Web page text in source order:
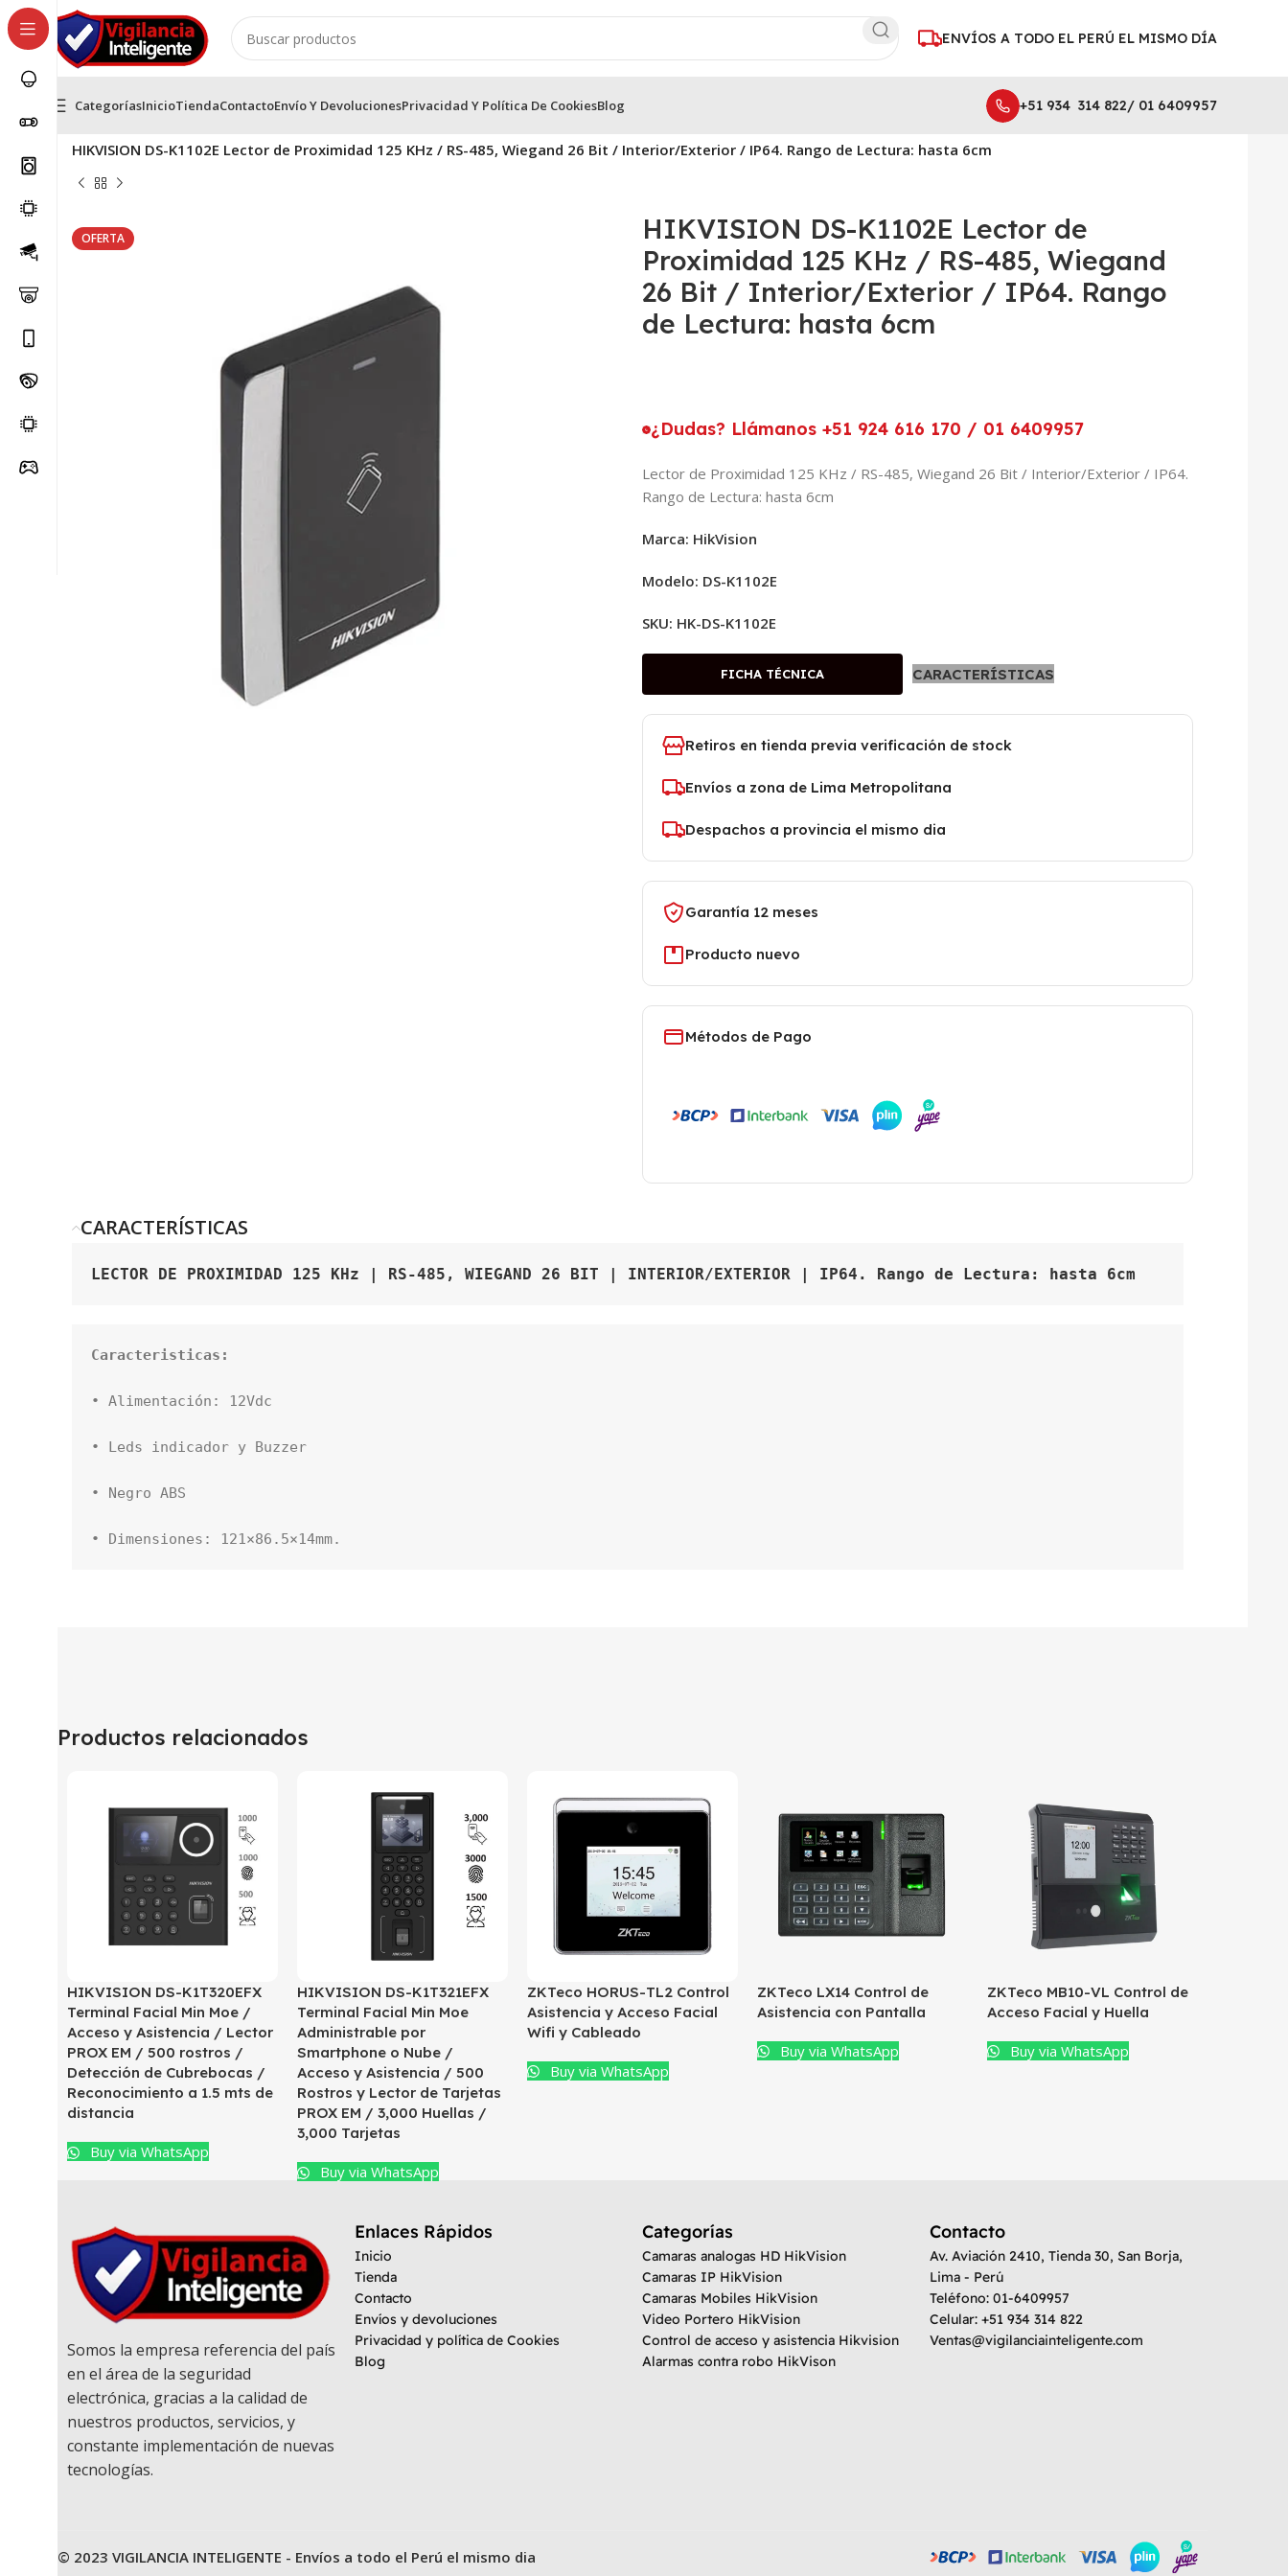
ENVÍOS A TODO EL PERÚ EL MISMO DÍA
CategoríasInicioTiendaContactoEnvío Y DevolucionesPrivacidad Y Política De CookiesBlog +51 934 314 822/ 01 6409957
HIKVISION DS-K1102E Lector de Proximidad 125 KHz / RS-485, Wiegand 26 Bit / Interior/Exterior / IP64. Rango de Lectura: hasta 6cm
OFERTA
HIKVISION DS-K1102E Lector de
Proximidad 125 KHz / RS-485, Wiegand
26 Bit / Interior/Exterior / IP64. Rango
de Lectura: hasta 6cm
¿Dudas? Llámanos +51 924 616 170 / 01 6409957
Lector de Proximidad 125 KHz / RS-485, Wiegand 26 Bit / Interior/Exterior / IP64.
Rango de Lectura: hasta 6cm
Marca: HikVision
Modelo: DS-K1102E
SKU: HK-DS-K1102E
FICHA TÉCNICA CARACTERÍSTICAS
Retiros en tienda previa verificación de stock
Envíos a zona de Lima Metropolitana
Despachos a provincia el mismo dia
Garantía 12 meses
Producto nuevo
Métodos de Pago
CARACTERÍSTICAS
LECTOR DE PROXIMIDAD 125 KHz | RS-485, WIEGAND 26 BIT | INTERIOR/EXTERIOR | IP64. Rango de Lectura: hasta 6cm
Caracteristicas:
• Alimentación: 12Vdc
• Leds indicador y Buzzer
• Negro ABS
• Dimensiones: 121×86.5×14mm.
Productos relacionados
HIKVISION DS-K1T320EFX
Terminal Facial Min Moe /
Acceso y Asistencia / Lector
PROX EM / 500 rostros /
Detección de Cubrebocas /
Reconocimiento a 1.5 mts de
distancia
Buy via WhatsApp
HIKVISION DS-K1T321EFX
Terminal Facial Min Moe
Administrable por
Smartphone o Nube /
Acceso y Asistencia / 500
Rostros y Lector de Tarjetas
PROX EM / 3,000 Huellas /
3,000 Tarjetas
Buy via WhatsApp
ZKTeco HORUS-TL2 Control
Asistencia y Acceso Facial
Wifi y Cableado
Buy via WhatsApp
ZKTeco LX14 Control de
Asistencia con Pantalla
Buy via WhatsApp
ZKTeco MB10-VL Control de
Acceso Facial y Huella
Buy via WhatsApp
Somos la empresa referencia del país
en el área de la seguridad
electrónica, gracias a la calidad de
nuestros productos, servicios, y
constante implementación de nuevas
tecnologías.
Enlaces Rápidos
Inicio
Tienda
Contacto
Envíos y devoluciones
Privacidad y política de Cookies
Blog
Categorías
Camaras analogas HD HikVision
Camaras IP HikVision
Camaras Mobiles HikVision
Video Portero HikVision
Control de acceso y asistencia Hikvision
Alarmas contra robo HikVison
Contacto
Av. Aviación 2410, Tienda 30, San Borja,
Lima - Perú
Teléfono: 01-6409957
Celular: +51 934 314 822
Ventas@vigilanciainteligente.com
© 2023 VIGILANCIA INTELIGENTE - Envíos a todo el Perú el mismo dia